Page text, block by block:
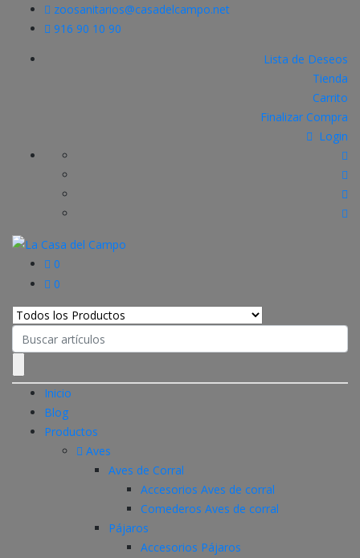
zoosanitarios@casadelcampo.net
916 90 10 90
Lista de Deseos
Tienda
Carrito
Finalizar Compra
Login
0
0
Search
for:
Inicio
Blog
Productos
Aves
Aves de Corral
Accesorios Aves de corral
Comederos Aves de corral
Pájaros
Accesorios Pájaros